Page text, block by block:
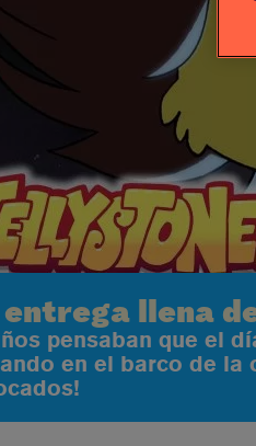
entrega llena
pensaban que el
en el barco de la